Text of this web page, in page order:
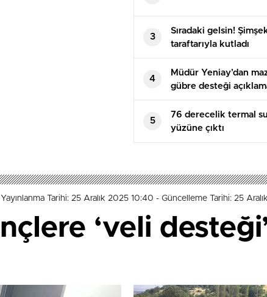
3
Sıradaki gelsin!
taraftarıyla kutladı
4
Müdür Yeniay’dan
gübre desteği
5
76 derecelik termal
yüzüne çıktı
Yayınlanma Tarihi: 25 Aralık 2025 10:40 - Güncelleme Tarihi: 25
‘veli